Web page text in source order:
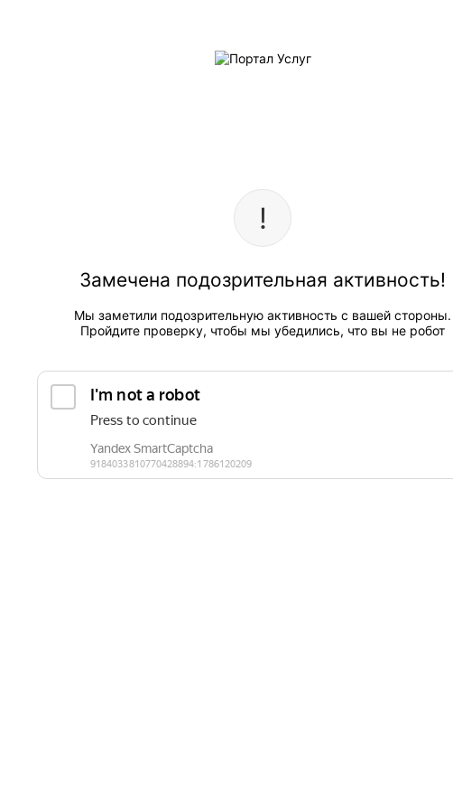
Замечена подозрительная активность!
Мы заметили подозрительную активность с вашей стороны.
Пройдите проверку, чтобы мы убедились, что вы не робот